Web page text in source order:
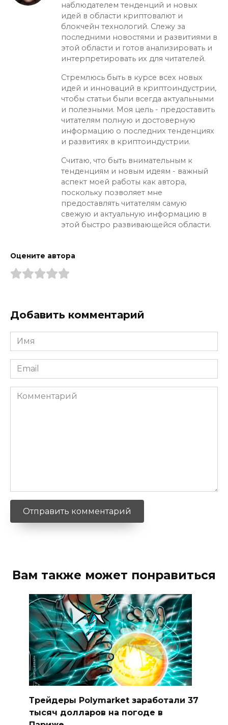
наблюдателем тенденций и новых
идей в области криптовалют и
блокчейн технологий. Слежу за
последними новостями и развитиями в
этой области и готов анализировать и
интерпретировать их для читателей.
Стремлюсь быть в курсе всех новых
идей и инноваций в криптоиндустрии,
чтобы статьи были всегда актуальными
и полезными. Моя цель - предоставить
читателям полную и достоверную
информацию о последних тенденциях
и развитиях в криптоиндустрии.
Считаю, что быть внимательным к
тенденциям и новым идеям - важный
аспект моей работы как автора,
поскольку позволяет мне
предоставлять читателям самую
свежую и актуальную информацию в
этой быстро развивающейся области.
Оцените автора
Добавить комментарий
Имя
*
Email
*
Комментарий
Вам также может понравиться
Трейдеры Polymarket заработали 37
тысяч долларов на погоде в